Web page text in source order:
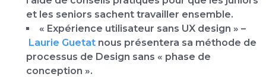
et les seniors sachent travailler ensemble.
« Expérience utilisateur sans UX design » –
Laurie Guetat nous présentera sa méthode de
processus de Design sans « phase de
conception ».